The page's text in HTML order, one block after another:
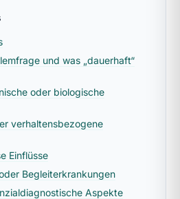
und was „dauerhaft“
oder biologische
verhaltensbezogene
Einflüsse
Begleiterkrankungen
Aspekte